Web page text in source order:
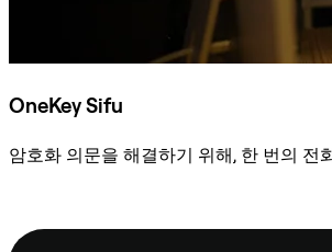
OneKey Sifu
암호화 의문을 해결하기 위해, 한 번의 전